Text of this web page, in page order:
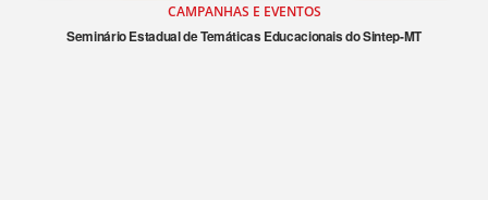
CAMPANHAS E EVENTOS
Seminário Estadual de Temáticas Educacionais do Sintep-MT